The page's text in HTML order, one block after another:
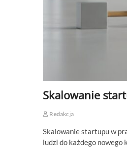
Skalowanie
Redakcja
Skalowanie startupu w
ludzi do każdego nowego